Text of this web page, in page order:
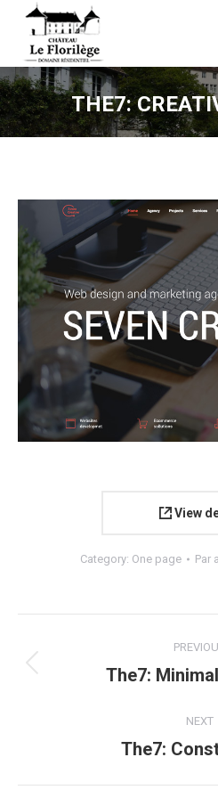
THE7:
View
Category: One page Par
de
commentaire
The7:
NEXT
The7: